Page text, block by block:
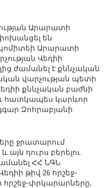
Արարատի
են
Արարատի
Վեդիի
ժամանել է քննչական
վարչության պետի
քննչական բաժնի
հատկապես կարևոր
Զոհրաբյանի
ջրատարում
այն դուրս բերելու
ՀՀ ՆԳՆ
թիվ 26 հրշեջ-
փրկարարները,